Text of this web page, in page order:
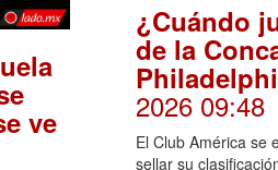
ve
¿Cuándo
de la
2026 09:48
El Club América se
sellar su